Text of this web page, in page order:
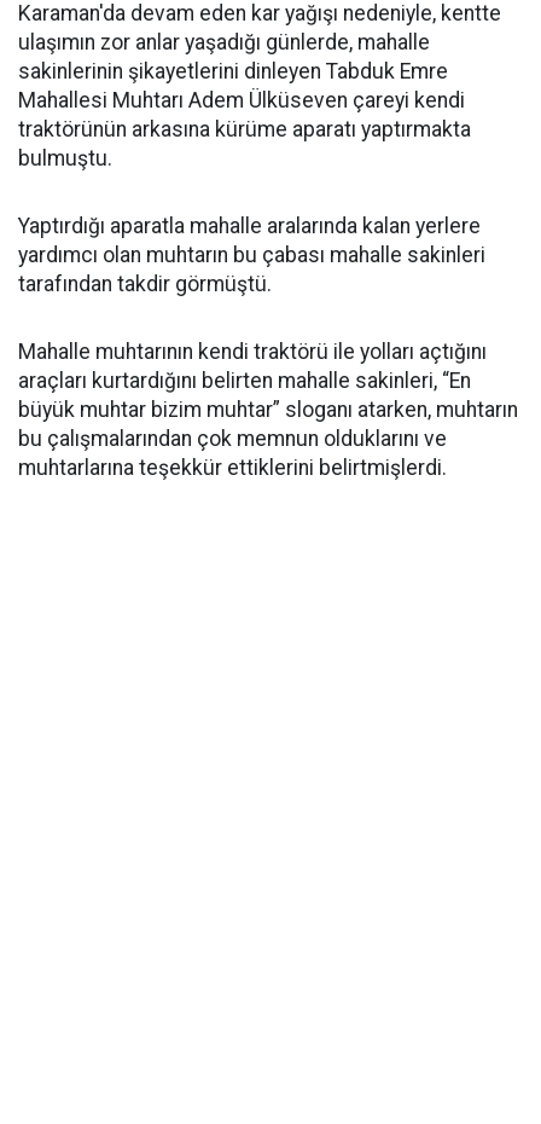
Karaman'da devam eden kar yağışı nedeniyle, kentte
ulaşımın zor anlar yaşadığı günlerde, mahalle
sakinlerinin şikayetlerini dinleyen Tabduk Emre
Mahallesi Muhtarı Adem Ülküseven çareyi kendi
traktörünün arkasına kürüme aparatı yaptırmakta
bulmuştu.
Yaptırdığı aparatla mahalle aralarında kalan yerlere
yardımcı olan muhtarın bu çabası mahalle sakinleri
tarafından takdir görmüştü.
Mahalle muhtarının kendi traktörü ile yolları açtığını
araçları kurtardığını belirten mahalle sakinleri, “En
büyük muhtar bizim muhtar” sloganı atarken, muhtarın
bu çalışmalarından çok memnun olduklarını ve
muhtarlarına teşekkür ettiklerini belirtmişlerdi.